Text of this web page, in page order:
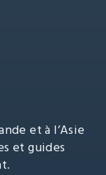
et à l’Asie
et guides